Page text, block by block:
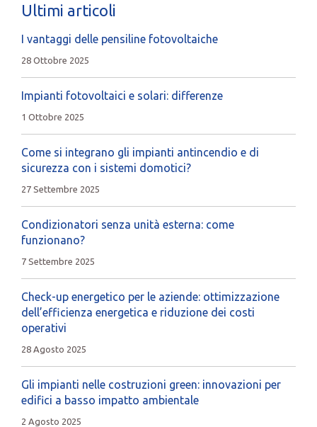
Ultimi articoli
I vantaggi delle pensiline fotovoltaiche
28 Ottobre 2025
Impianti fotovoltaici e solari: differenze
1 Ottobre 2025
Come si integrano gli impianti antincendio e di
sicurezza con i sistemi domotici?
27 Settembre 2025
Condizionatori senza unità esterna: come
funzionano?
7 Settembre 2025
Check-up energetico per le aziende: ottimizzazione
dell’efficienza energetica e riduzione dei costi
operativi
28 Agosto 2025
Gli impianti nelle costruzioni green: innovazioni per
edifici a basso impatto ambientale
2 Agosto 2025